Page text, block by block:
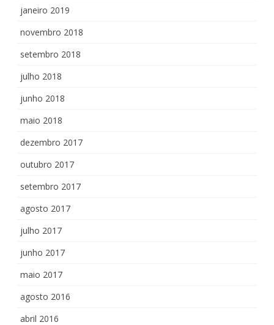
janeiro 2019
novembro 2018
setembro 2018
julho 2018
junho 2018
maio 2018
dezembro 2017
outubro 2017
setembro 2017
agosto 2017
julho 2017
junho 2017
maio 2017
agosto 2016
abril 2016